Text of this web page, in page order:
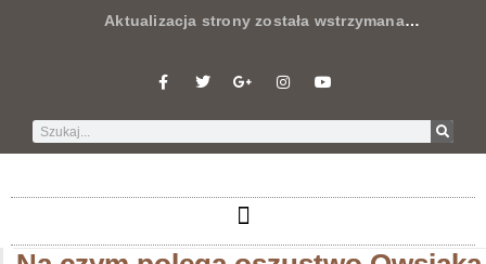
Aktualizacja strony została wstrzymana…